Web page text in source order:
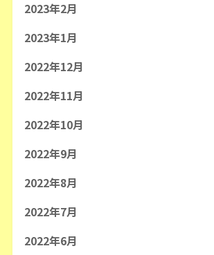
2023年2月
2023年1月
2022年12月
2022年11月
2022年10月
2022年9月
2022年8月
2022年7月
2022年6月